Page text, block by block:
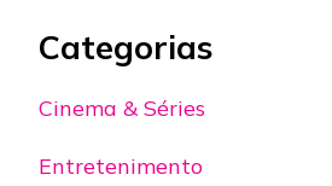
Categorias
Cinema & Séries
Entretenimento